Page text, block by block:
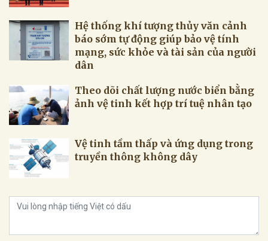
Hệ thống khí tượng thủy văn cảnh
báo sớm tự động giúp bảo vệ tính
mạng, sức khỏe và tài sản của người
dân
Theo dõi chất lượng nước biển bằng
ảnh vệ tinh kết hợp trí tuệ nhân tạo
Vệ tinh tầm thấp và ứng dụng trong
truyền thông không dây